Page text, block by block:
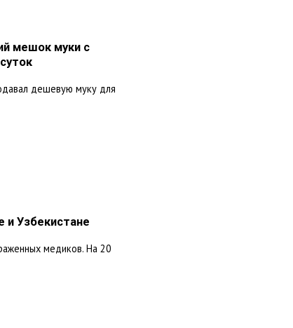
мешок муки с
дешевую муку для
и Узбекистане
медиков. На 20